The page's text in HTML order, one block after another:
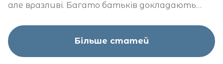
але вразливі. Багато батьків докладають
Більше статей